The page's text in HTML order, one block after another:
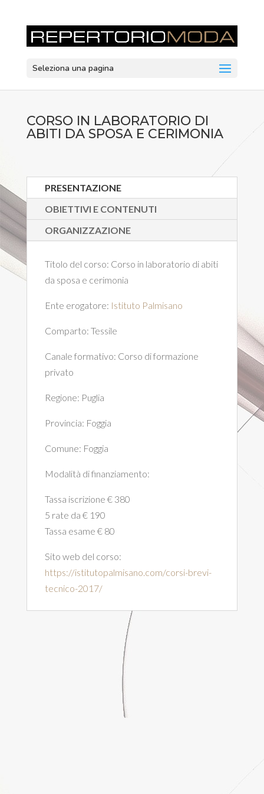
Seleziona una pagina
CORSO IN LABORATORIO DI
ABITI DA SPOSA E CERIMONIA
PRESENTAZIONE
OBIETTIVI E CONTENUTI
ORGANIZZAZIONE
Titolo del corso: Corso in laboratorio di abiti
da sposa e cerimonia
Ente erogatore: Istituto Palmisano
Comparto: Tessile
Canale formativo: Corso di formazione
privato
Regione: Puglia
Provincia: Foggia
Comune: Foggia
Modalità di finanziamento:
Tassa iscrizione € 380
5 rate da € 190
Tassa esame € 80
Sito web del corso:
https://istitutopalmisano.com/corsi-brevi-
tecnico-2017/